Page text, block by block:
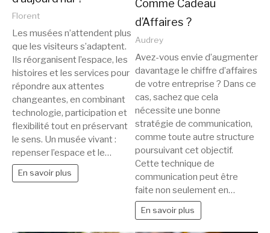
Florent
Les musées n’attendent plus
que les visiteurs s’adaptent.
Ils réorganisent l’espace, les
histoires et les services pour
répondre aux attentes
changeantes, en combinant
technologie, participation et
flexibilité tout en préservant
le sens. Un musée vivant :
repenser l’espace et le…
En savoir plus
Comme Cadeau
d’Affaires ?
Audrey
Avez-vous envie d’augmenter
davantage le chiffre d’affaires
de votre entreprise ? Dans ce
cas, sachez que cela
nécessite une bonne
stratégie de communication,
comme toute autre structure
poursuivant cet objectif.
Cette technique de
communication peut être
faite non seulement en…
En savoir plus